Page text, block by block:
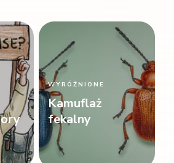
WYRÓŻNIONE
Kamuflaż
fekalny